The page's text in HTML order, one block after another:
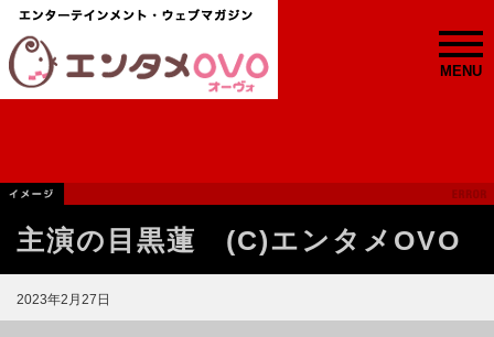
MENU
主演の目黒蓮 (C)エンタメOVO
2023年2月27日